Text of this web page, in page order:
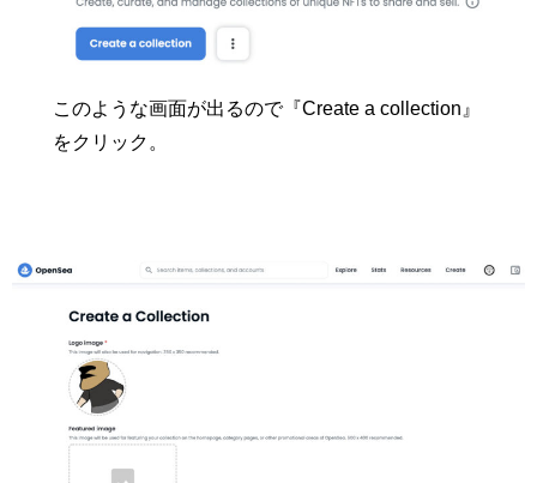
このような画面が出るので『Create a collection』
をクリック。